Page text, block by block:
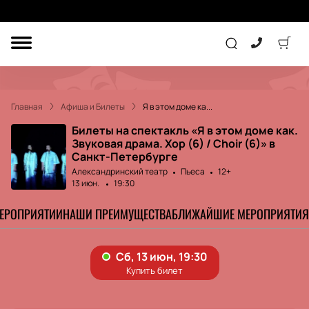
ДРУГОЕ
ДЕТЯМ
ПОДАРОЧНЫЕ
СЕРТИФИКАТЫ
Другое
Концерт
Детский спектакль
Главная Афиша и Билеты Я в этом доме ка...
Билеты на спектакль «Я в этом доме как.
Звуковая драма. Хор (6) / Choir (6)» в
Санкт-Петербурге
Александринский театр Пьеса
12+
13 июн.
19:30
НАШИ ПРЕИМУЩЕСТВАБЛИЖАЙШИЕ МЕРОПРИЯТИЯ